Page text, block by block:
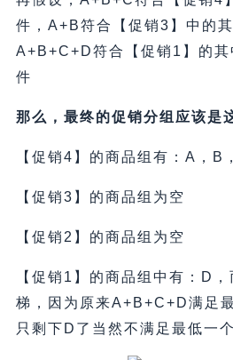
件，A+B符合【促销3】中的
A+B+C+D符合【促销1】的其
件
那么，最终的促销分组应该是
【促销4】的商品组有：A，B
【促销3】的商品组为空
【促销2】的商品组为空
【促销1】的商品组中有：D
梯，因为原来A+B+C+D满足
只剩下D了当然不满足最低一